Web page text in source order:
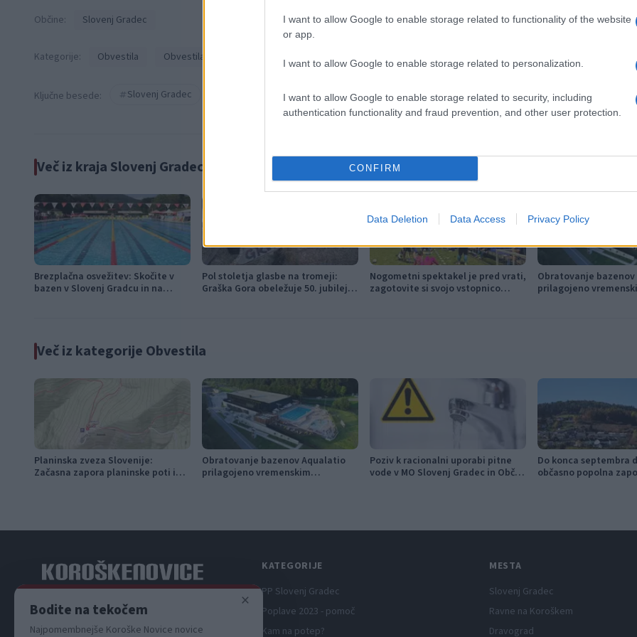
I want to allow Google to enable storage related to functionality of the website
or app.
I want to allow Google to enable storage related to personalization.
I want to allow Google to enable storage related to security, including
authentication functionality and fraud prevention, and other user protection.
CONFIRM
Data Deletion Data Access Privacy Policy
Občine: Slovenj Gradec
Kategorije: Obvestila Obvestila
Ključne besede: Slovenj Gradec bukovska vas delo na cesti MOSG obvestilo popolna zapora
Več iz kraja Slovenj Gradec
Brezplačna osvežitev: Skočite v
bazen v Slovenj Gradcu in na
Pol stoletja glasbe na tromeji:
Graška Gora obeležuje 50. jubilejni
Nogometni spektakel je pred vrati,
zagotovite si svojo vstopnico
Obratovanje
prilagojeno
Več iz kategorije Obvestila
Planinska zveza Slovenije:
Začasna zapora planinske poti in
Obratovanje bazenov Aqualatio
prilagojeno vremenskim
Poziv k racionalni uporabi pitne
vode v MO Slovenj Gradec in Občini
Do konca septembra
občasno popolna
Spletni medij koroških dogodkov.
KATEGORIJE
PP Slovenj Gradec
Poplave 2023 - pomoč
Kam na potep?
MESTA
Slovenj Gradec
Ravne na Koroškem
Dravograd
×
Bodite na tekočem
Najpomembnejše Koroške Novice novice